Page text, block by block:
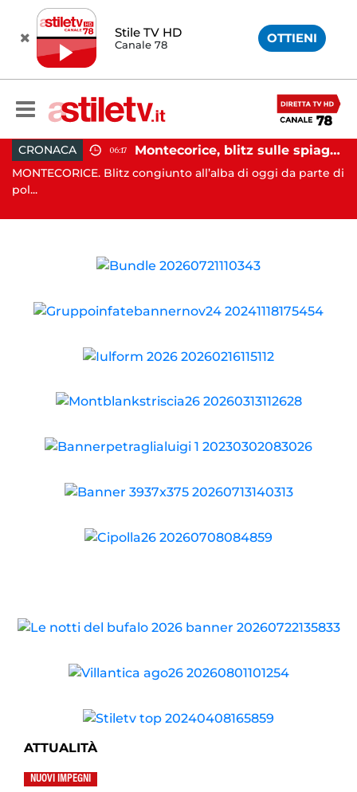
Stile TV HD
Canale 78 OTTIENI
CRONACA 06:17 Montecorice, blitz sulle spiagge libere: sequestrati oltre 300 ombrelloni e lettini lasciati sull’arenile
MONTECORICE. Blitz congiunto all’alba di oggi da parte di
pol...
ATTUALITÀ
NUOVI IMPEGNI